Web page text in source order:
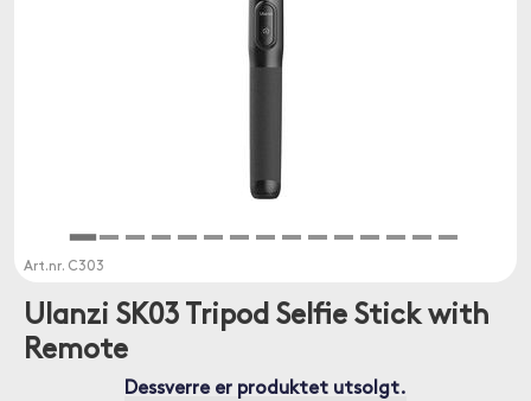
Art.nr. C303
Ulanzi SK03 Tripod Selfie Stick with
Remote
Dessverre er produktet utsolgt.